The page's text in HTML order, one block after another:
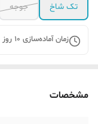
تک شاخ
جوجه
زمان آماده‌سازی 10
مشخصات